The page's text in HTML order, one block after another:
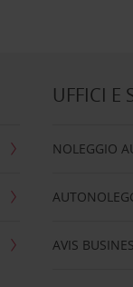
UFFICI E
NOLEGGIO
AVIS